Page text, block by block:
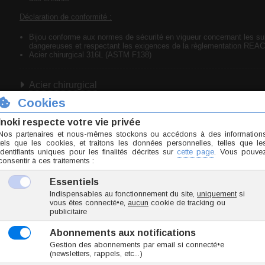
Déclaration de conformité :
Bijou conforme aux normes de sécurité en vigueur concernant les
dangereuses et respectant les exigences de la règlementation
Acier chirurgical 316L (ASTM F138)
Acier chirurgical
Taille unique
Utilisable pour : piercing lobe.
Marque
Origine Thaïlande
Conformité RSGP
ZOAK005-27